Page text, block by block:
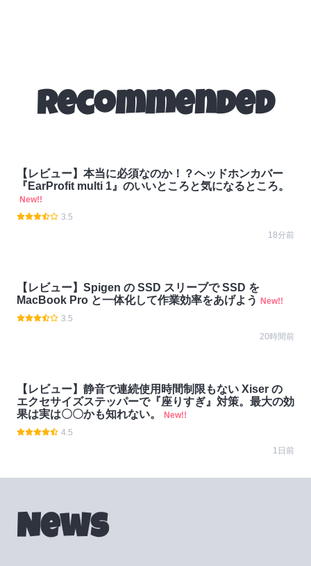
Recommended
【レビュー】本当に必須なのか！？ヘッドホンカバー
『EarProfit multi 1』のいいところと気になるところ。
New!!
3.5
18分前
【レビュー】Spigen の SSD スリーブで SSD を
MacBook Pro と一体化して作業効率をあげよう
New!!
3.5
20時間前
【レビュー】静音で連続使用時間制限もない Xiser の
エクセサイズステッパーで『座りすぎ』対策。最大の効
果は実は〇〇かも知れない。
New!!
4.5
1日前
News